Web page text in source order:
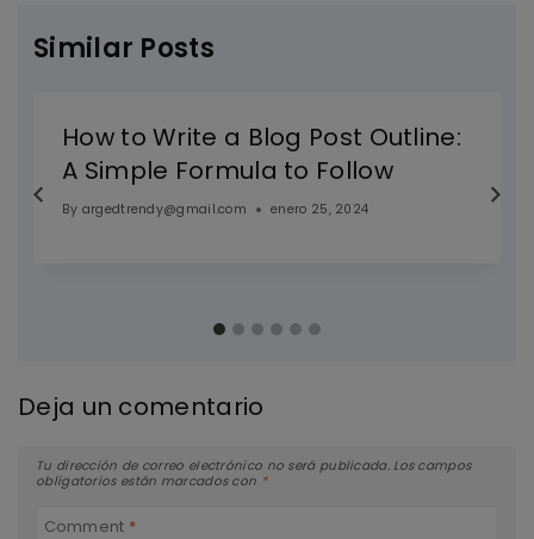
Similar Posts
How to Write a Blog Post Outline:
A Simple Formula to Follow
By argedtrendy@gmail.com enero 25, 2024
Deja un comentario
Tu dirección de correo electrónico no será publicada. Los campos
obligatorios están marcados con *
Comment *